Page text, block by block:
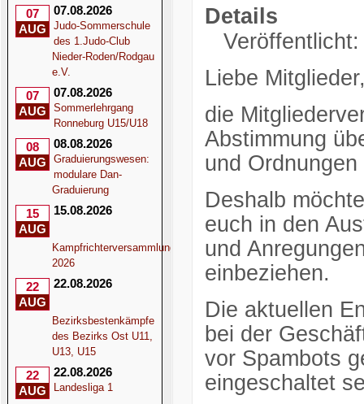
07
AUG
07.08.2026
Judo-Sommerschule
des 1.Judo-Club
Nieder-Roden/Rodgau
e.V.
07
AUG
07.08.2026
Sommerlehrgang
Ronneburg U15/U18
08
AUG
08.08.2026
Graduierungswesen:
modulare Dan-
Graduierung
15
AUG
15.08.2026
Kampfrichterversammlung
2026
22
AUG
22.08.2026
Bezirksbestenkämpfe
des Bezirks Ost U11,
U13, U15
22
AUG
22.08.2026
Landesliga 1
Details
Liebe
die
Abstimmung
und
Deshalb
euch in den
und
einbeziehen.
Die aktuellen
bei der
vor Spambots
eingeschaltet